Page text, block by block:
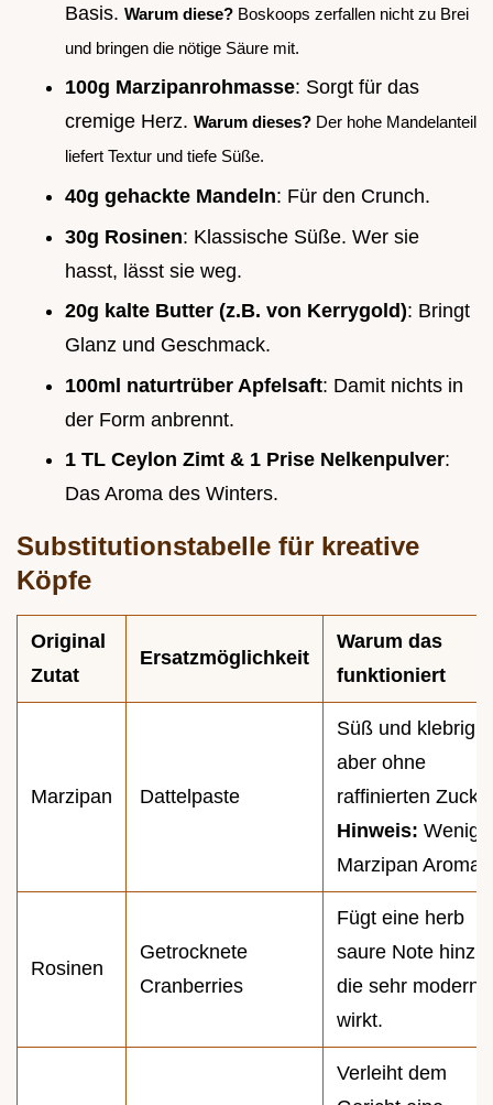
Basis. Warum diese? Boskoops zerfallen nicht zu Brei
und bringen die nötige Säure mit.
100g Marzipanrohmasse: Sorgt für das
cremige Herz. Warum dieses? Der hohe Mandelanteil
liefert Textur und tiefe Süße.
40g gehackte Mandeln: Für den Crunch.
30g Rosinen: Klassische Süße. Wer sie
hasst, lässt sie weg.
20g kalte Butter (z.B. von Kerrygold): Bringt
Glanz und Geschmack.
100ml naturtrüber Apfelsaft: Damit nichts in
der Form anbrennt.
1 TL Ceylon Zimt & 1 Prise Nelkenpulver:
Das Aroma des Winters.
Substitutionstabelle für kreative
Köpfe
Original
Zutat
Ersatzmöglichkeit
Warum das
funktioniert
Marzipan Dattelpaste
Süß und klebrig,
aber ohne
raffinierten
Hinweis:
Marzipan Aroma.
Rosinen
Getrocknete
Cranberries
Fügt eine herb
saure Note hinzu,
die sehr modern
wirkt.
Verleiht dem